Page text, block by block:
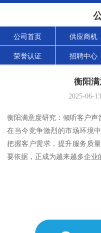
公司首页 供应商机
荣誉认证 招聘中心
衡阳
2025-06-13
衡阳满意度研究：倾听客户声
在当今竞争激烈的市场环境
把握客户需求，提升服务质
要依据，正成为越来越多企业